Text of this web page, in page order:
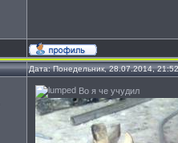
Дата: Понедельник, 28.07.2014,
Во я че учудил